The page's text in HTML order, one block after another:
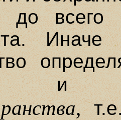
до всего
Иначе